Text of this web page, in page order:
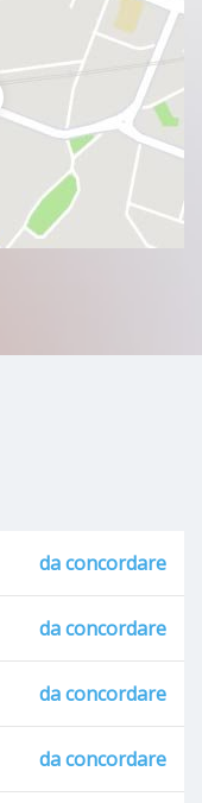
da concordare
da concordare
da concordare
da concordare